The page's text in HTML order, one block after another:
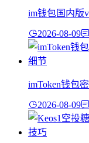
im钱包国内版
2026-08-09
imToken钱包
2026-08-09